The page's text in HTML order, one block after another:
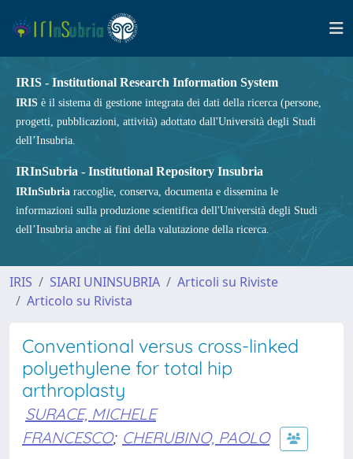
IRIS - Institutional Research Information System
IRIS è il sistema di gestione integrata dei dati della ricerca (persone,
progetti, pubblicazioni, attività) adottato dall'Università degli Studi
dell’Insubria.
IRInSubria - Institutional Repository Insubria
IRInSubria raccoglie, conserva, documenta e dissemina le
informazioni sulla produzione scientifica dell'Università degli Studi
dell’Insubria anche ai fini della valutazione della ricerca.
IRIS SIARI UNINSUBRIA
Articoli su Riviste
Articolo su Rivista
Conventional versus cross-linked
polyethylene for total hip
arthroplasty
SURACE, MICHELE
FRANCESCO; CHERUBINO, PAOLO